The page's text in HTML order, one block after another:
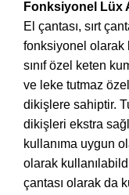
Fonksiyonel Lüx
El çantası, sırt
fonksiyonel olarak
sınıf özel keten
ve leke tutmaz
dikişlere sahiptir.
dikişleri ekstra
kullanıma uygun
olarak
çantası olarak da